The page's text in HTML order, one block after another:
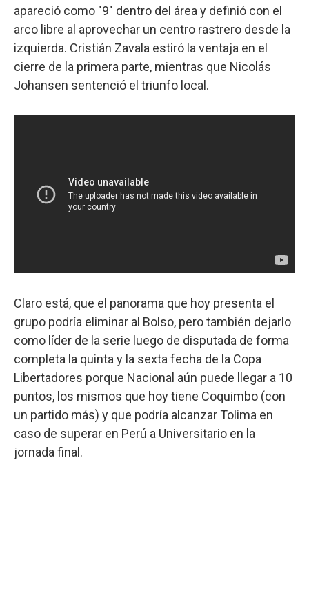
apareció como "9" dentro del área y definió con el
arco libre al aprovechar un centro rastrero desde la
izquierda. Cristián Zavala estiró la ventaja en el
cierre de la primera parte, mientras que Nicolás
Johansen sentenció el triunfo local.
Claro está, que el panorama que hoy presenta el
grupo podría eliminar al Bolso, pero también dejarlo
como líder de la serie luego de disputada de forma
completa la quinta y la sexta fecha de la Copa
Libertadores porque Nacional aún puede llegar a 10
puntos, los mismos que hoy tiene Coquimbo (con
un partido más) y que podría alcanzar Tolima en
caso de superar en Perú a Universitario en la
jornada final.